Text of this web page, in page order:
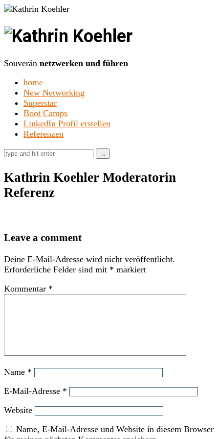
Kathrin
Koehler
Souverän netzwerken und führen
home
New Networking
Superstar
Boot Camps
LinkedIn Profil erstellen
Referenzen
Kathrin Koehler Moderatorin
Referenz
Leave a comment
Deine E-Mail-Adresse wird nicht veröffentlicht.
Erforderliche Felder sind mit * markiert
Kommentar *
Name *
E-Mail-Adresse *
Website
Name, E-Mail-Adresse und Website in diesem Browser